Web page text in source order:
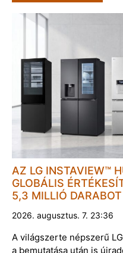
AZ LG INSTAVIEW™
GLOBÁLIS
5,3 MILLIÓ DARABOT
2026. augusztus. 7. 23:36
A világszerte népszerű
a bemutatása után is